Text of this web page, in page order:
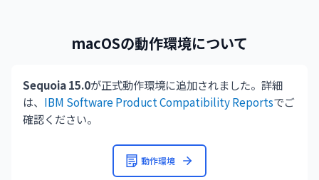
macOSの動作環境について
Sequoia 15.0が正式動作環境に追加されました。詳細
は、 IBM Software Product Compatibility Reportsでご
確認ください。
動作環境